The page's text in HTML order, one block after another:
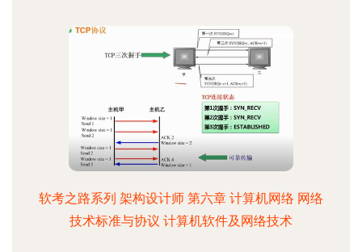
软考之路系列 架构设计师 第六章 计算机网络 网络
技术标准与协议 计算机软件及网络技术